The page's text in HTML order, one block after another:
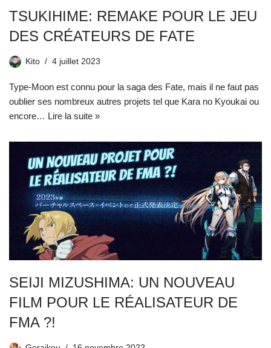
TSUKIHIME: REMAKE POUR LE JEU
DES CRÉATEURS DE FATE
Kito 4 juillet 2023
Type-Moon est connu pour la saga des Fate, mais il ne faut pas
oublier ses nombreux autres projets tel que Kara no Kyoukai ou
encore… Lire la suite »
SEIJI MIZUSHIMA: UN NOUVEAU
FILM POUR LE RÉALISATEUR DE
FMA ?!